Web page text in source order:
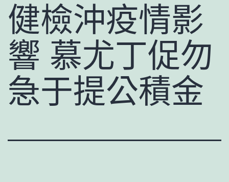
健檢沖疫情影
響 慕尤丁促勿
急于提公積金